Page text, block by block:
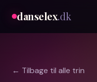
danselex.dk
← Tilbage til alle trin